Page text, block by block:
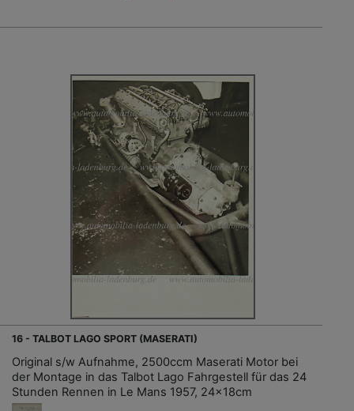
16 - TALBOT LAGO SPORT (MASERATI)
Original s/w Aufnahme, 2500ccm Maserati Motor bei
der Montage in das Talbot Lago Fahrgestell für das 24
Stunden Rennen in Le Mans 1957, 24x18cm